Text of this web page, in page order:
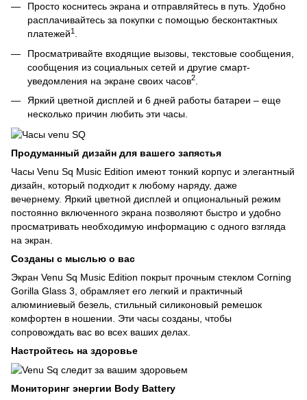
Просто коснитесь экрана и отправляйтесь в путь. Удобно
расплачивайтесь за покупки с помощью бесконтактных
платежей1
Просматривайте входящие вызовы, текстовые сообщения,
сообщения из социальных сетей и другие смарт-
уведомления на экране своих часов2
Яркий цветной дисплей и 6 дней работы батареи – еще
несколько причин любить эти часы.
Продуманный дизайн для вашего запястья
Часы Venu Sq Music Edition имеют тонкий корпус и элегантный
дизайн, который подходит к любому наряду, даже
вечернему. Яркий цветной дисплей и опциональный режим
постоянно включенного экрана позволяют быстро и удобно
просматривать необходимую информацию с одного взгляда
на экран.
Созданы с мыслью о вас
Экран Venu Sq Music Edition покрыт прочным стеклом Corning
Gorilla Glass 3, обрамляет его легкий и практичный
алюминиевый безель, стильный силиконовый ремешок
комфортен в ношении. Эти часы созданы, чтобы
сопровождать вас во всех ваших делах.
Настройтесь на здоровье
Мониторинг энергии Body Battery